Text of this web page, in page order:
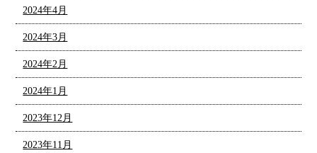
2024年4月
2024年3月
2024年2月
2024年1月
2023年12月
2023年11月